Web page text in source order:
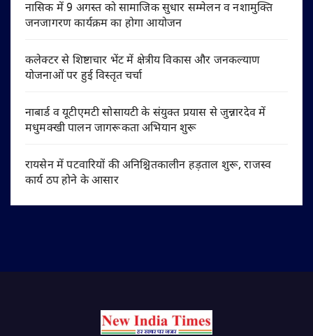
नासिक में 9 अगस्त को सामाजिक सुधार सम्मेलन व नशामुक्ति
जनजागरण कार्यक्रम का होगा आयोजन
कलेक्टर से शिष्टाचार भेंट में क्षेत्रीय विकास और जनकल्याण
योजनाओं पर हुई विस्तृत चर्चा
नाबार्ड व यूटीएमटी सोसायटी के संयुक्त प्रयास से जुन्नारदेव में
मधुमक्खी पालन जागरूकता अभियान शुरू
रायसेन में पटवारियों की अनिश्चितकालीन हड़ताल शुरू, राजस्व
कार्य ठप होने के आसार